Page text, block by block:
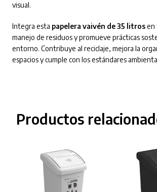
visual.
Integra esta papelera vaivén de 35 litrosen
manejo de residuos y promueve prácticas
entorno. Contribuye al reciclaje, mejora la
espacios y cumple con los estándares
Productos